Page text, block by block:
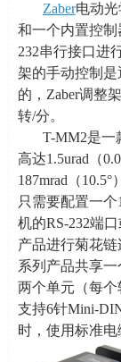
Zaber电动
和一个内置控
232串行接口进
架的手动控制
的， Zaber调整
转/分。
T-MM2是一
高达1.5urad （
187mrad （10.5°
只需要配置一个
机的RS-232端口
产品进行菊花
系列产品共享一
两个单元（每个
支持6针Mini-
时，使用标准电